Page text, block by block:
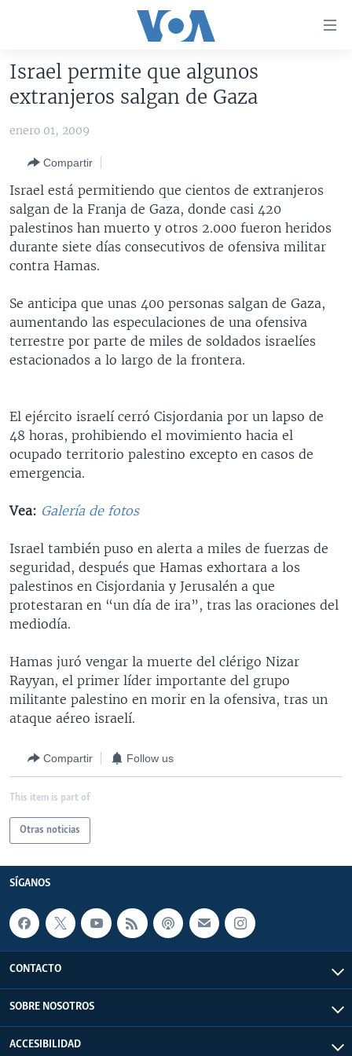
accesibilidad
Salte
navegador
principal
Salte
búsqueda
AMÉRICA DEL NORTE
MÉXICO
HAITÍ
ELECCIONES EEUU 2024
ELECCIONES EEUU
VOTO DIVIDIDO
VOA VERIFICA
VOA VERIFICA UCRANIA/RUSIA
VOA VERIFICA INMIGRACIÓN
VOA VERIFICA AMÉRICA LATINA
AMÉRICA LATINA
ARGENTINA
BOLIVIA
COLOMBIA
PERÚ
ECUADOR
VENEZUELA
CHINA EN AMÉRICA LATINA
CENTROAMÉRICA
COSTA RICA
GUATEMALA
HONDURAS
NICARAGUA
OTRAS SECCIONES
LIBERTAD DE PRENSA
MUNDO
ECONOMÍA
TECNOLOGÍA
DEPORTES
CIENCIA Y SALUD
LIBERTAD DE PRENSA
UCRANIA
MULTIMEDIA
FOTOGRAFÍA
AUDIOS
EL MUNDO AL DÍA
FORO INTERAMERICANO
VISIÓN 360
LAS CLAVES
RADIO
AVANCE INFORMATIVO
AUDIONOTICIAS
BUENOS DÍAS AMÉRICA
EL MUNDO AL DÍA [RADIO]
FORO [RADIO]
DEPORTIVO INTERNACIONAL
ENTRETENIMIENTO
DIRECT
DOCUMENTALES DE LA VOA
Learning English
SÍGANOS
Israel permite que algunos
extranjeros salgan de Gaza
enero 01, 2009
Compartir
Israel está permitiendo que cientos de extranjeros
salgan de la Franja de Gaza, donde casi 420
palestinos han muerto y otros 2.000 fueron heridos
durante siete días consecutivos de ofensiva militar
contra Hamas.
Se anticipa que unas 400 personas salgan de Gaza,
aumentando las especulaciones de una ofensiva
terrestre por parte de miles de soldados israelíes
estacionados a lo largo de la frontera.
El ejército israelí cerró Cisjordania por un lapso de
48 horas, prohibiendo el movimiento hacia el
ocupado territorio palestino excepto en casos de
emergencia.
Vea: Galería de fotos
Israel también puso en alerta a miles de fuerzas de
seguridad, después que Hamas exhortara a los
palestinos en Cisjordania y Jerusalén a que
protestaran en “un día de ira”, tras las oraciones del
mediodía.
Hamas juró vengar la muerte del clérigo Nizar
Rayyan, el primer líder importante del grupo
militante palestino en morir en la ofensiva, tras un
ataque aéreo israelí.
Compartir Follow us
This item is part of
Otras noticias
SÍGANOS
CONTACTO
SOBRE NOSOTROS
ACCESIBILIDAD